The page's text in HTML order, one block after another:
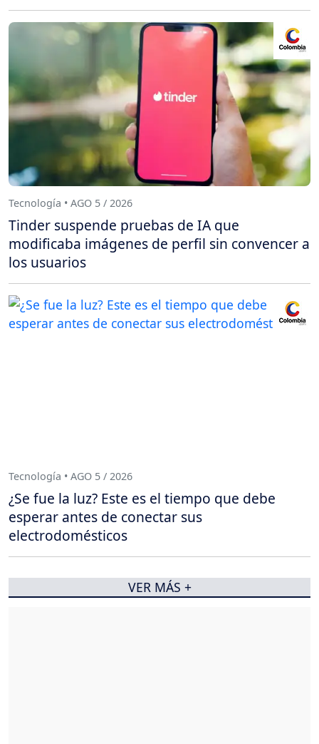
Tecnología • AGO 5 / 2026
Tinder suspende pruebas de IA que
modificaba imágenes de perfil sin convencer a
los usuarios
Tecnología • AGO 5 / 2026
¿Se fue la luz? Este es el tiempo que debe
esperar antes de conectar sus
electrodomésticos
VER MÁS +